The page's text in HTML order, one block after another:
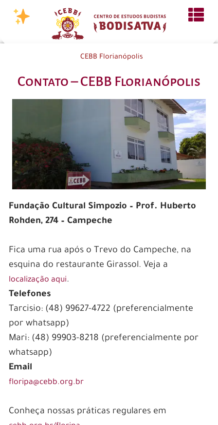
CEBB Florianópolis
Contato – CEBB Florianópolis
Fundação Cultural Simpozio – Prof. Huberto
Rohden, 274 – Campeche
Fica uma rua após o Trevo do Campeche, na
esquina do restaurante Girassol. Veja a
localização aqui.
Telefones
Tarcisio: (48) 99627-4722 (preferencialmente
por whatsapp)
Mari: (48) 99903-8218 (preferencialmente por
whatsapp)
Email
floripa@cebb.org.br
Conheça nossas práticas regulares em